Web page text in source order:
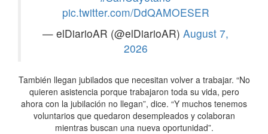
pic.twitter.com/DdQAMOESER
— elDiarioAR (@elDiarioAR) August 7,
2026
También llegan jubilados que necesitan volver a trabajar. “No
quieren asistencia porque trabajaron toda su vida, pero
ahora con la jubilación no llegan”, dice. “Y muchos tenemos
voluntarios que quedaron desempleados y colaboran
mientras buscan una nueva oportunidad”.